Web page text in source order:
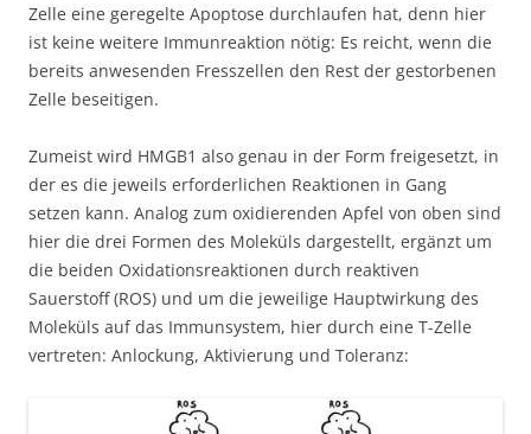
Zelle eine geregelte Apoptose durchlaufen hat, denn hier
ist keine weitere Immunreaktion nötig: Es reicht, wenn die
bereits anwesenden Fresszellen den Rest der gestorbenen
Zelle beseitigen.
Zumeist wird HMGB1 also genau in der Form freigesetzt, in
der es die jeweils erforderlichen Reaktionen in Gang
setzen kann. Analog zum oxidierenden Apfel von oben sind
hier die drei Formen des Moleküls dargestellt, ergänzt um
die beiden Oxidationsreaktionen durch reaktiven
Sauerstoff (ROS) und um die jeweilige Hauptwirkung des
Moleküls auf das Immunsystem, hier durch eine T-Zelle
vertreten: Anlockung, Aktivierung und Toleranz: